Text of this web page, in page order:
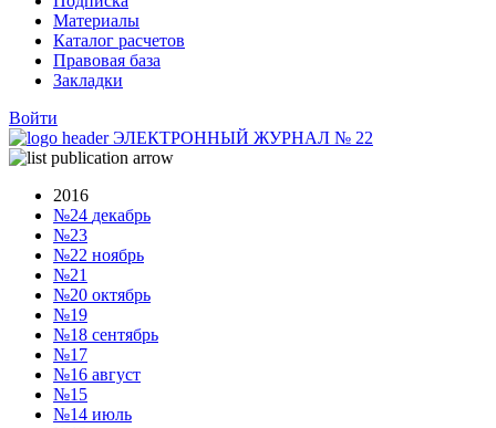
Материалы
Каталог расчетов
Правовая база
Закладки
Войти
ЭЛЕКТРОННЫЙ ЖУРНАЛ № 22
2016
№24 декабрь
№23
№22 ноябрь
№21
№20 октябрь
№19
№18 сентябрь
№17
№16 август
№15
№14 июль